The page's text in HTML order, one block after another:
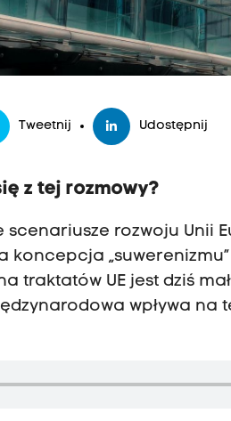
Tweetnij Udostępnij
z tej rozmowy?
scenariusze rozwoju Unii
koncepcja
traktatów UE jest dziś
wpływa